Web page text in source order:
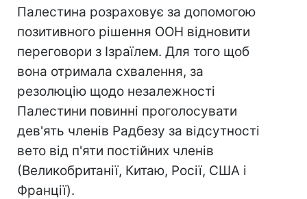
Палестина розраховує за допомогою
позитивного рішення ООН відновити
переговори з Ізраїлем. Для того щоб
вона отримала схвалення, за
резолюцію щодо незалежності
Палестини повинні проголосувати
дев'ять членів Радбезу за відсутності
вето від п'яти постійних членів
(Великобританії, Китаю, Росії, США і
Франції).